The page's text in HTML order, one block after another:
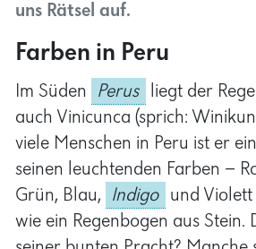
Farben in Peru
Im Süden Perus liegt der
auch Vinicunca (sprich:
viele Menschen in Peru ist er
seinen leuchtenden Farben –
Grün, Blau,
Indigo
und Violett
wie ein Regenbogen aus Stein.
seiner bunten Pracht? Manche
enthalten farbige Mineralien